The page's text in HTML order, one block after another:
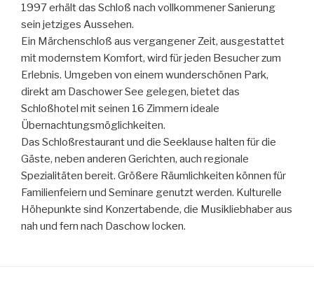
1997 erhält das Schloß nach vollkommener Sanierung
sein jetziges Aussehen.
Ein Märchenschloß aus vergangener Zeit, ausgestattet
mit modernstem Komfort, wird für jeden Besucher zum
Erlebnis. Umgeben von einem wunderschönen Park,
direkt am Daschower See gelegen, bietet das
Schloßhotel mit seinen 16 Zimmern ideale
Übernachtungsmöglichkeiten.
Das Schloßrestaurant und die Seeklause halten für die
Gäste, neben anderen Gerichten, auch regionale
Spezialitäten bereit. Größere Räumlichkeiten können für
Familienfeiern und Seminare genutzt werden. Kulturelle
Höhepunkte sind Konzertabende, die Musikliebhaber aus
nah und fern nach Daschow locken.